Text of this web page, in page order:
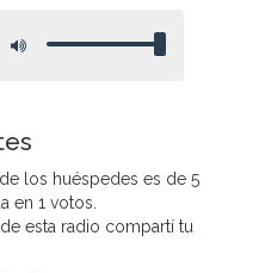
los huéspedes es de 5
en 1 votos.
esta radio compartí tu